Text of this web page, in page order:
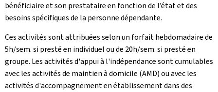
bénéficiaire et son prestataire en fonction de l’état et des
besoins spécifiques de la personne dépendante.
Ces activités sont attribuées selon un forfait hebdomadaire de
5h/sem. si presté en individuel ou de 20h/sem. si presté en
groupe. Les activités d'appui à l'indépendance sont cumulables
avec les activités de maintien à domicile (AMD) ou avec les
activités d'accompagnement en établissement dans des